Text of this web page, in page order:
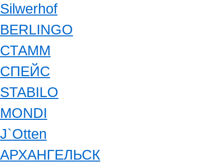
Silwerhof
BERLINGO
СТАММ
СПЕЙС
STABILO
MONDI
J`Otten
АРХАНГЕЛЬСК